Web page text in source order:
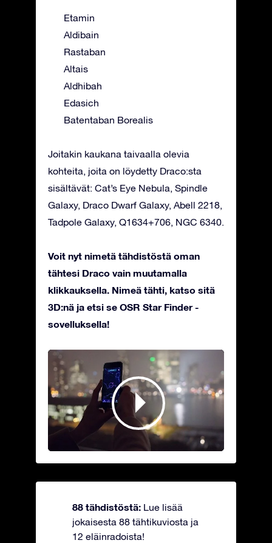
Etamin
Aldibain
Rastaban
Altais
Aldhibah
Edasich
Batentaban Borealis
Joitakin kaukana taivaalla olevia
kohteita, joita on löydetty Draco:sta
sisältävät: Cat’s Eye Nebula, Spindle
Galaxy, Draco Dwarf Galaxy, Abell 2218,
Tadpole Galaxy, Q1634+706, NGC 6340.
Voit nyt nimetä tähdistöstä oman
tähtesi Draco vain muutamalla
klikkauksella. Nimeä tähti, katso sitä
3D:nä ja etsi se OSR Star Finder -
sovelluksella!
88 tähdistöstä: Lue lisää
jokaisesta 88 tähtikuviosta ja
12 eläinradoista!